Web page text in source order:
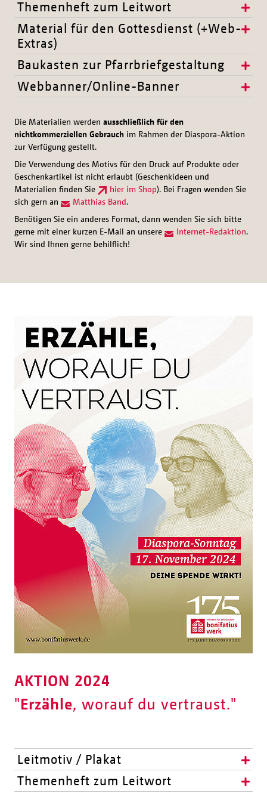
Themenheft zum Leitwort
Material für den Gottesdienst (+Web-
Extras)
Baukasten zur Pfarrbriefgestaltung
Webbanner/Online-Banner
Die Materialien werden ausschließlich für den
nichtkommerziellen Gebrauch im Rahmen der Diaspora-Aktion
zur Verfügung gestellt.
Die Verwendung des Motivs für den Druck auf Produkte oder
Geschenkartikel ist nicht erlaubt (Geschenkideen und
Materialien finden Sie
hier im Shop). Bei Fragen wenden Sie
sich gern an
Matthias Band.
Benötigen Sie ein anderes Format, dann wenden Sie sich bitte
gerne mit einer kurzen E-Mail an unsere
Internet-Redaktion.
Wir sind Ihnen gerne behilflich!
AKTION 2024
"Erzähle, worauf du vertraust."
Leitmotiv / Plakat
Themenheft zum Leitwort